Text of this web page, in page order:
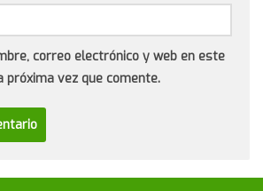
correo electrónico y web en este
próxima vez que comente.